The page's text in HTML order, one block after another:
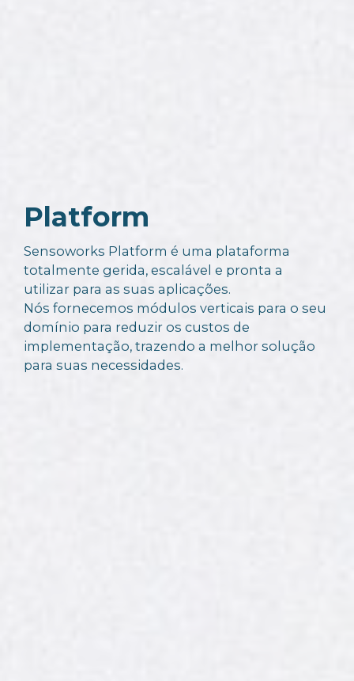
Platform
Sensoworks Platform é uma plataforma
totalmente gerida, escalável e pronta a
utilizar para as suas aplicações.
Nós fornecemos módulos verticais para o seu
domínio para reduzir os custos de
implementação, trazendo a melhor solução
para suas necessidades.